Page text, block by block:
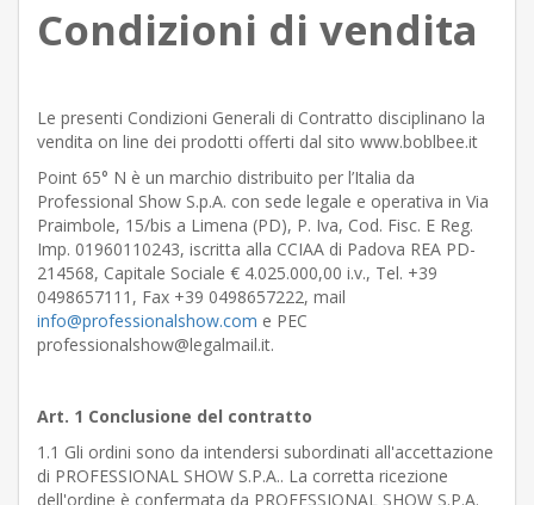
Condizioni di vendita
Le presenti Condizioni Generali di Contratto disciplinano la
vendita on line dei prodotti offerti dal sito www.boblbee.it
Point 65° N è un marchio distribuito per l’Italia da
Professional Show S.p.A. con sede legale e operativa in Via
Praimbole, 15/bis a Limena (PD), P. Iva, Cod. Fisc. E Reg.
Imp. 01960110243, iscritta alla CCIAA di Padova REA PD-
214568, Capitale Sociale € 4.025.000,00 i.v., Tel. +39
0498657111, Fax +39 0498657222, mail
info@professionalshow.com e PEC
professionalshow@legalmail.it.
Art. 1 Conclusione del contratto
1.1 Gli ordini sono da intendersi subordinati all'accettazione
di PROFESSIONAL SHOW S.P.A.. La corretta ricezione
dell'ordine è confermata da PROFESSIONAL SHOW S.P.A.